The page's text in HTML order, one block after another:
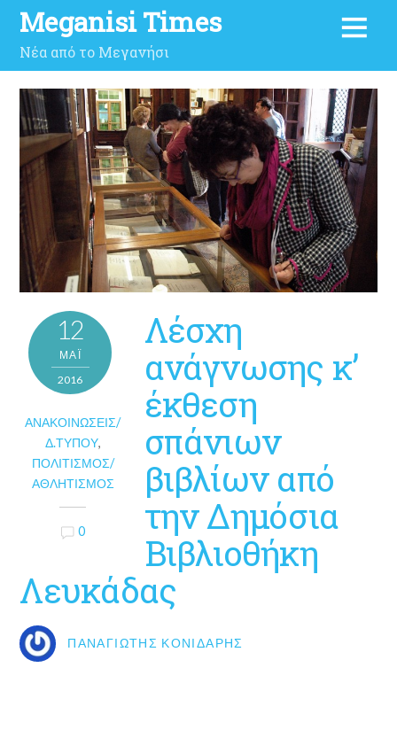
Meganisi Times
Νέα από το Μεγανήσι
12
ΜΑΪ́
2016
ΑΝΑΚΟΙΝΏΣΕΙΣ/
Δ.ΤΎΠΟΥ,
ΠΟΛΙΤΙΣΜΌΣ/
ΑΘΛΗΤΙΣΜΌΣ
0
Λέσχη
ανάγνωσης κ’
έκθεση
σπάνιων
βιβλίων από
την Δημόσια
Βιβλιοθήκη
Λευκάδας
ΠΑΝΑΓΙΏΤΗΣ ΚΟΝΙΔΆΡΗΣ